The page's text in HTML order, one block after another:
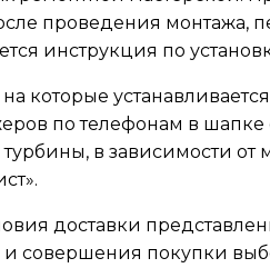
проведения монтажа,
инструкция по
которые
по телефонам в шапке
турбины, в зависимости
доставки
совершения покупки